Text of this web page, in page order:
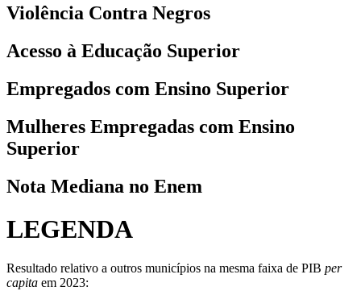
Violência Contra Negros
Acesso à Educação Superior
Empregados com Ensino Superior
Mulheres Empregadas com Ensino
Superior
Nota Mediana no Enem
LEGENDA
Resultado relativo a outros municípios na mesma faixa de PIB per
capita em 2023: